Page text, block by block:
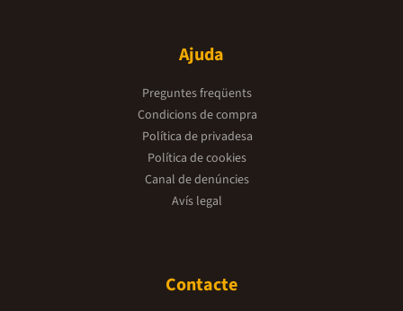
Ajuda
Preguntes freqüents
Condicions de compra
Política de privadesa
Política de cookies
Canal de denúncies
Avís legal
Contacte